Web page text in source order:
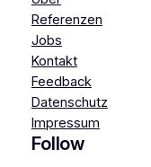
Referenzen
Jobs
Kontakt
Feedback
Datenschutz
Impressum
Follow